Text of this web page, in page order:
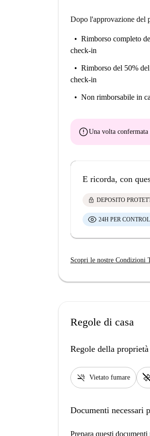
Dopo l'approvazione del
Rimborso completo
check-in
Rimborso del 50%
check-in
Non rimborsabile in
errorUna volta
E ricorda, con
lock DEPOSITO
24H PER
Scopri le nostre Condizioni
Regole di casa
Regole della proprietà
smoke_free Vietato fumare pet_supplies
Documenti necessari
Prepara questi